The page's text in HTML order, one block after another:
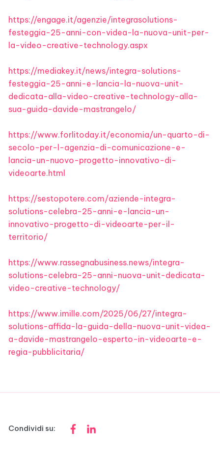
https://engage.it/agenzie/integrasolutions-
festeggia-25-anni-con-videa-la-nuova-unit-per-
la-video-creative-technology.aspx
https://mediakey.it/news/integra-solutions-
festeggia-25-anni-e-lancia-la-nuova-unit-
dedicata-alla-video-creative-technology-alla-
sua-guida-davide-mastrangelo/
https://www.forlitoday.it/economia/un-quarto-di-
secolo-per-l-agenzia-di-comunicazione-e-
lancia-un-nuovo-progetto-innovativo-di-
videoarte.html
https://sestopotere.com/aziende-integra-
solutions-celebra-25-anni-e-lancia-un-
innovativo-progetto-di-videoarte-per-il-
territorio/
https://www.rassegnabusiness.news/integra-
solutions-celebra-25-anni-nuova-unit-dedicata-
video-creative-technology/
https://www.imille.com/2025/06/27/integra-
solutions-affida-la-guida-della-nuova-unit-videa-
a-davide-mastrangelo-esperto-in-videoarte-e-
regia-pubblicitaria/
Condividi su: